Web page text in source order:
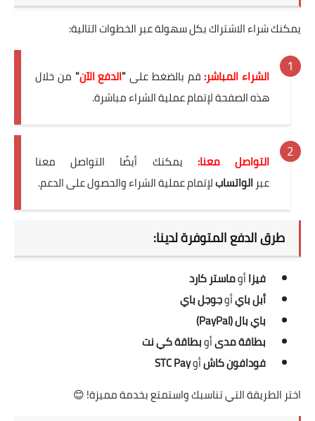
يمكنك شراء الاشتراك بكل سهولة عبر الخطوات التالية:
الشراء المباشر: قم بالضغط على"الدفع الآن" من خلال
هذه الصفحة لإتمام عملية الشراء مباشرة.
التواصل معنا:
يمكنك أيضًا التواصل معنا
عبرالواتسابلإتمام عملية الشراء والحصول على الدعم.
طرق الدفع المتوفرة لدينا:
فيزاأوماستر كارد
أبل بايأوجوجل باي
باي بال (PayPal)
بطاقة مدىأوبطاقة كي نت
فودافون كاشأوSTC Pay
اختر الطريقة التي تناسبك واستمتع بخدمة مميزة! 😊